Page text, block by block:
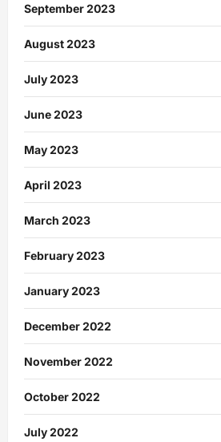
September 2023
August 2023
July 2023
June 2023
May 2023
April 2023
March 2023
February 2023
January 2023
December 2022
November 2022
October 2022
July 2022